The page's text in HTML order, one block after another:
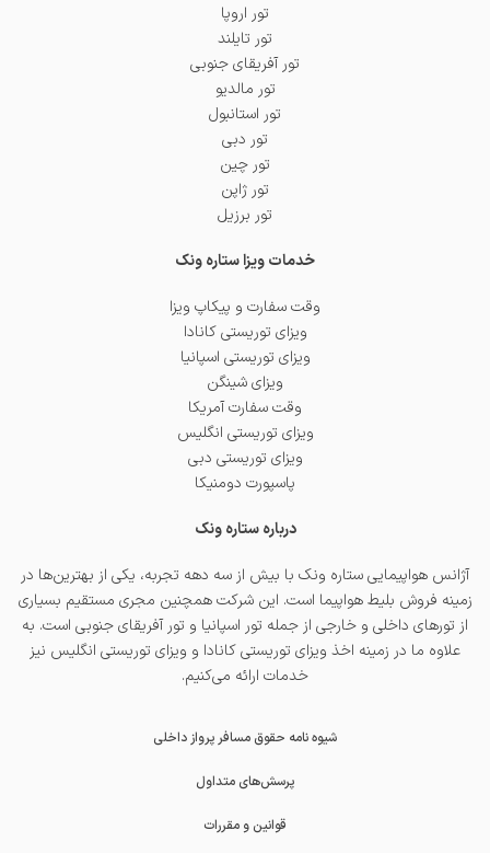
تور اروپا
تور تایلند
تور آفریقای جنوبی
تور مالدیو
تور استانبول
تور دبی
تور چین
تور ژاپن
تور برزیل
خدمات ویزا ستاره ونک
وقت سفارت و پیکاپ ویزا
ویزای توریستی کانادا
ویزای توریستی اسپانیا
ویزای شینگن
وقت سفارت آمریکا
ویزای توریستی انگلیس
ویزای توریستی دبی
پاسپورت دومنیکا
درباره ستاره ونک
آژانس هواپیمایی ستاره ونک با بیش از سه دهه تجربه، یکی از بهترین‌ها در
زمینه فروش بلیط هواپیما است. این شرکت همچنین مجری مستقیم بسیاری
از تورهای داخلی و خارجی از جمله تور اسپانیا و تور آفریقای جنوبی است. به
علاوه ما در زمینه اخذ ویزای توریستی کانادا و ویزای توریستی انگلیس نیز
خدمات ارائه می‌کنیم.
شیوه نامه حقوق مسافر پرواز داخلی
پرسش‌های متداول
قوانین و مقررات